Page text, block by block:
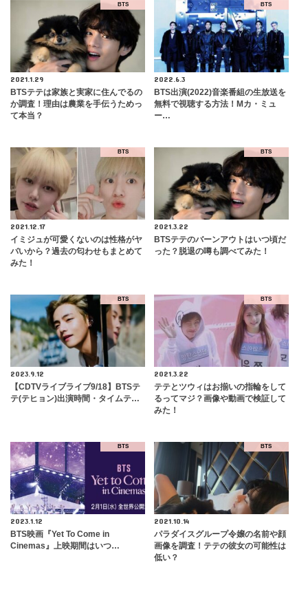
BTS
2021.1.29
BTSテテは家族と実家に住んでるの
か調査！理由は農業を手伝うためっ
て本当？
BTS
2022.6.3
BTS出演(2022)音楽番組の生放送を
無料で視聴する方法！Mカ・ミュ
ー…
BTS
2021.12.17
イミジュが可愛くないのは性格がヤ
バいから？過去の匂わせもまとめて
みた！
BTS
2021.3.22
BTSテテのバーンアウトはいつ頃だ
った？脱退の噂も調べてみた！
BTS
2023.9.12
【CDTVライブライブ9/18】BTSテ
テ(テヒョン)出演時間・タイムテ…
BTS
2021.3.22
テテとツウィはお揃いの指輪をして
るってマジ？画像や動画で検証して
みた！
BTS
2023.1.12
BTS映画『Yet To Come in
Cinemas』上映期間はいつ…
BTS
2021.10.14
パラダイスグループ令嬢の名前や顔
画像を調査！テテの彼女の可能性は
低い？